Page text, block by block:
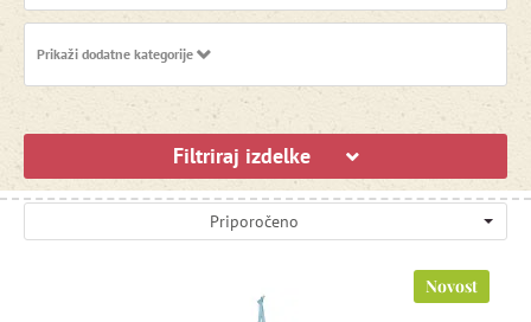
Najstniški nahrbtniki
Kompleti šolskih torb in najstniških nahrbtnikov
Šolske potrebščine in pripomočki
Prikaži dodatne kategorije
Filtriraj izdelke
Priporočeno
Novost